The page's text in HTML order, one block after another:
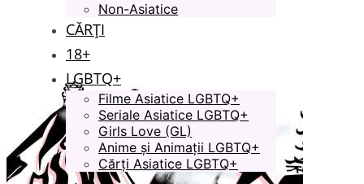
Non-Asiatice
CĂRȚI
18+
LGBTQ+
Filme Asiatice LGBTQ+
Seriale Asiatice LGBTQ+
Girls Love (GL)
Anime și Animații LGBTQ+
Cărți Asiatice LGBTQ+